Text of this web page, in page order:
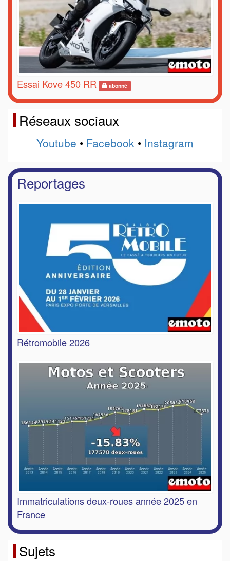
Essai Kove 450 RR abonné
Réseaux sociaux
Youtube • Facebook • Instagram
Reportages
Rétromobile 2026
Immatriculations deux-roues année 2025 en
France
Sujets